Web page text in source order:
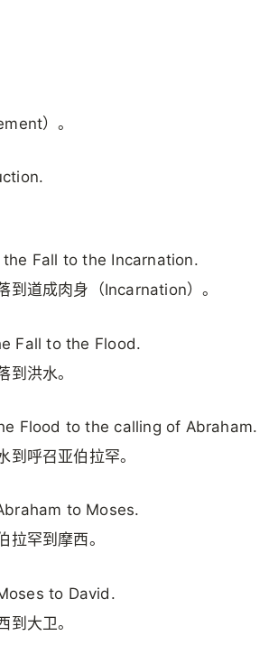
）。
the Fall to the Incarnation.
到道成肉身（Incarnation）。
Fall to the Flood.
到洪水。
Flood to the calling of Abraham.
到呼召亚伯拉罕。
to Moses.
拉罕到摩西。
to David.
到大卫。